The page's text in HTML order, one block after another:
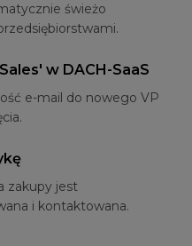
świeżo
w DACH-SaaS
e-mail do nowego VP
zakupy jest
i kontaktowana.